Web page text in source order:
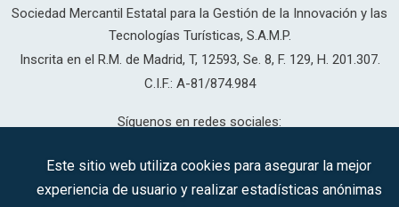
Sociedad Mercantil Estatal para la Gestión de la Innovación y las
Tecnologías Turísticas, S.A.M.P.
Inscrita en el R.M. de Madrid, T, 12593, Se. 8, F. 129, H. 201.307.
C.I.F.: A-81/874.984
Síguenos en redes sociales:
Este sitio web utiliza cookies para asegurar la mejor
experiencia de usuario y realizar estadísticas anónimas